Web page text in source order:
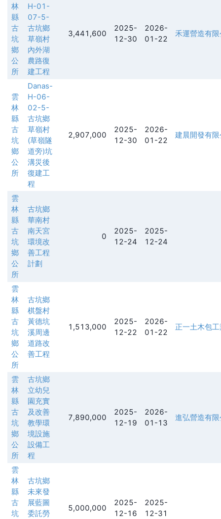
林
縣
古
坑
鄉
公
所
H-01-
07-5-
古坑鄉
草嶺村
內外湖
農路復
建工程
3,441,600
2025-
12-30
2026-
01-22
禾運營造有
雲
林
縣
古
坑
鄉
公
所
Danas-
H-06-
02-5-
古坑鄉
草嶺村
(草嶺隧
道旁)坑
溝災後
復建工
程
2,907,000
2025-
12-30
2026-
01-22
建晨開發有
雲
林
縣
古
坑
鄉
公
所
古坑鄉
華南村
南天宮
環境改
善工程
計劃
0
2025-
12-24
2025-
12-24
雲
林
縣
古
坑
鄉
公
所
古坑鄉
棋盤村
黃德坑
溪周邊
道路改
善工程
1,513,000
2025-
12-22
2026-
01-22
正一土木包工
雲
林
縣
古
坑
鄉
公
所
古坑鄉
立幼兒
園充實
及改善
教學環
境設施
設備工
程
7,890,000
2025-
12-19
2026-
01-13
進弘營造有
雲
林
縣
古
坑
古坑鄉
未來發
展藍圖
委託勞
5,000,000
2025-
12-16
2025-
12-31